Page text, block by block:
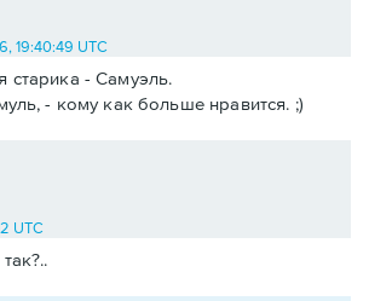
19:40:49 UTC
старика - Самуэль.
- кому как больше нравится. ;)
UTC